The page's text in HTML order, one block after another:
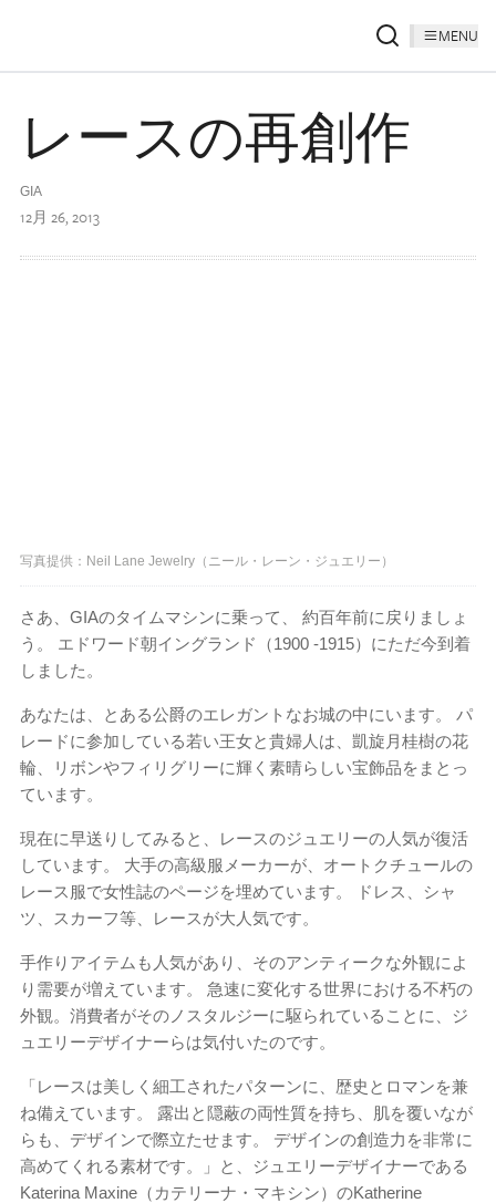
MENU
レースの再創作
GIA
12月 26, 2013
写真提供：Neil Lane Jewelry（ニール・レーン・ジュエリー）
さあ、GIAのタイムマシンに乗って、 約百年前に戻りましょ
う。 エドワード朝イングランド（1900 -1915）にただ今到着
しました。
あなたは、とある公爵のエレガントなお城の中にいます。 パ
レードに参加している若い王女と貴婦人は、凱旋月桂樹の花
輪、リボンやフィリグリーに輝く素晴らしい宝飾品をまとっ
ています。
現在に早送りしてみると、レースのジュエリーの人気が復活
しています。 大手の高級服メーカーが、オートクチュールの
レース服で女性誌のページを埋めています。 ドレス、シャ
ツ、スカーフ等、レースが大人気です。
手作りアイテムも人気があり、そのアンティークな外観によ
り需要が増えています。 急速に変化する世界における不朽の
外観。消費者がそのノスタルジーに駆られていることに、ジ
ュエリーデザイナーらは気付いたのです。
「レースは美しく細工されたパターンに、歴史とロマンを兼
ね備えています。 露出と隠蔽の両性質を持ち、肌を覆いなが
らも、デザインで際立たせます。 デザインの創造力を非常に
高めてくれる素材です。」と、ジュエリーデザイナーである
Katerina Maxine（カテリーナ・マキシン）のKatherine